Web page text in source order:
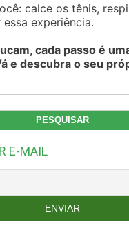
calce os tênis,
experiência.
cada passo é
e descubra o seu
E-MAIL